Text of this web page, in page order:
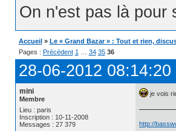
On n'est pas là pour
Accueil » Le « Grand Bazar » : Tout et rien,
Pages : Précédent 1 34 35 36
28-06-2012 08:14:20
mini
Membre
Lieu : paris
Inscription : 10-11-2008
Messages : 27 379
je vois
http://